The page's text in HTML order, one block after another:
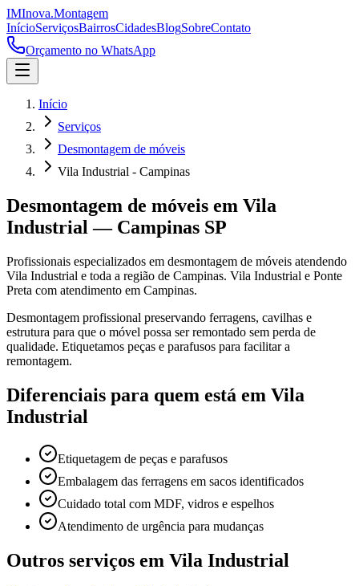
IMInova.Montagem
InícioServiçosBairrosCidadesBlogSobreContato
Orçamento no WhatsApp
Início
Serviços
Desmontagem de móveis
Vila Industrial - Campinas
Desmontagem de móveis em Vila
Industrial — Campinas SP
Profissionais especializados em desmontagem de móveis atendendo
Vila Industrial e toda a região de Campinas. Vila Industrial e Ponte
Preta com atendimento em Campinas.
Desmontagem profissional preservando ferragens, cavilhas e
estrutura para que o móvel possa ser remontado sem perda de
qualidade. Etiquetamos peças e parafusos para facilitar a
remontagem.
Diferenciais para quem está em Vila
Industrial
Etiquetagem de peças e parafusos
Embalagem das ferragens em sacos identificados
Cuidado total com MDF, vidros e espelhos
Atendimento de urgência para mudanças
Outros serviços em Vila Industrial